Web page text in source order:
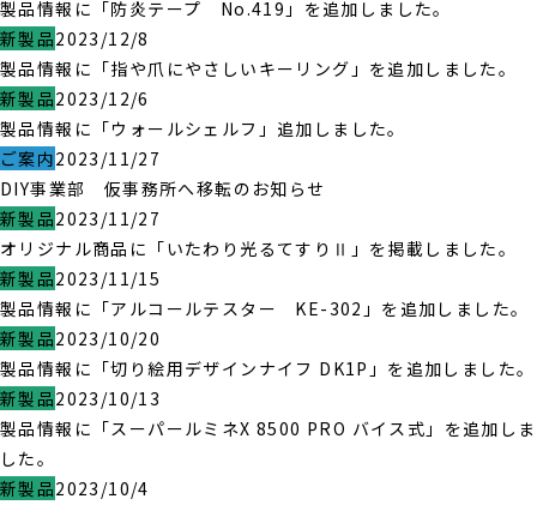
製品情報に「防炎テープ No.419」を追加しました。
新製品2023/12/8
製品情報に「指や爪にやさしいキーリング」を追加しました。
新製品2023/12/6
製品情報に「ウォールシェルフ」追加しました。
ご案内2023/11/27
DIY事業部 仮事務所へ移転のお知らせ
新製品2023/11/27
オリジナル商品に「いたわり光るてすりⅡ」を掲載しました。
新製品2023/11/15
製品情報に「アルコールテスター KE-302」を追加しました。
新製品2023/10/20
製品情報に「切り絵用デザインナイフ DK1P」を追加しました。
新製品2023/10/13
製品情報に「スーパールミネX 8500 PRO バイス式」を追加しま
した。
新製品2023/10/4